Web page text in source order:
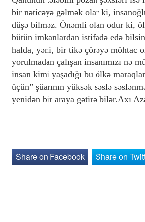
bir nəticəyə gəlmək olar ki,
düşə bilməz. Önəmli olan odur ki,
bütün imkanlardan istifadə edə
halda, yəni, bir tikə çörəyə möhtac
yorulmadan çalışan insanımızı nə
insan kimi yaşadığı bu ölkə
üçün” şüarının yüksək səslə
yenidən bir araya gətirə bilər.Axı
Share on Facebook Share on